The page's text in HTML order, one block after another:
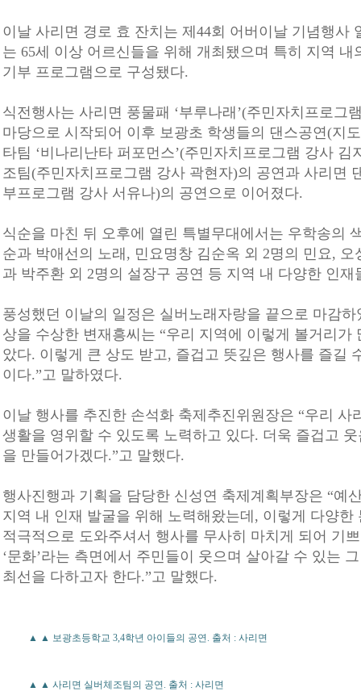
이날 사리면 경로 효 잔치는 제44회 어버이날 기념행사
는 65세 이상 어르신들을 위해 개최됐으며 특히 지역
기부 프로그램으로 구성됐다.
식전행사는 사리면 풍물패 ‘부루나래’(주민자치프로그
마당으로 시작되어 이후 보광초 학생들의 댄스공연(지
타팀 ‘비나리난타 퍼포먼스’(주민자치프로그램 강사
조팀(주민자치프로그램 강사 곽현자)의 공연과 사리면
부프로그램 강사 서유나)의 공연으로 이어졌다.
식순을 마친 뒤 오후에 열린 특별무대에서는 우학송의
순과 박애선의 노래, 민요명창 김순옥 외 2명의 민요,
과 박주환 외 2명의 설장구 공연 등 지역 내 다양한 인재
풍성했던 이날의 일정은 실버노래자랑을 끝으로 마감
상을 수상한 변재흥씨는 “우리 지역에 이렇게 볼거리가
았다. 이렇게 큰 상도 받고, 즐겁고 뜻깊은 행사를 즐길
이다.”고 말하였다.
이날 행사를 추진한 손석화 축제추진위원장은 “우리 사
생활을 영위할 수 있도록 노력하고 있다. 더욱 즐겁고
을 만들어가겠다.”고 말했다.
행사진행과 기획을 담당한 신성연 축제계획부장은 “예
지역 내 인재 발굴을 위해 노력해왔는데, 이렇게 다양한
적극적으로 도와주셔서 행사를 무사히 마치게 되어 기
‘문화’라는 측면에서 주민들이 웃으며 살아갈 수 있는
최선을 다하고자 한다.”고 말했다.
▲ ▲ 보광초등학교 3,4학년 아이들의 공연. 출처 : 사리면
▲ ▲ 사리면 실버체조팀의 공연. 출처 : 사리면